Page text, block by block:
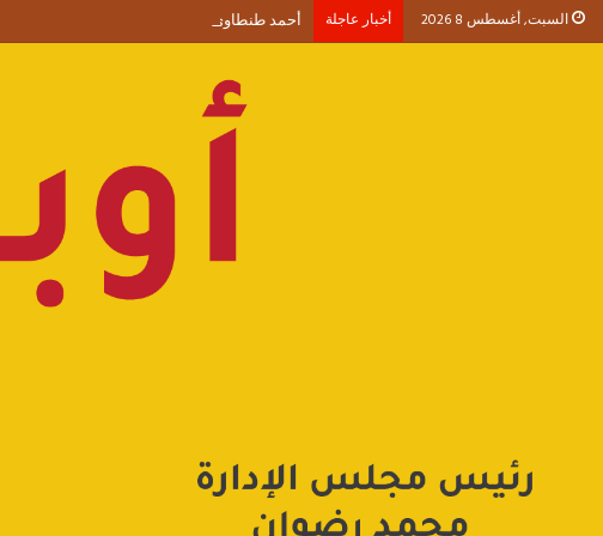
السبت, أغسطس 8 2026 أخبار عاجلة أحمد طنطاوي يكتب حين يصبح الوجود علامة